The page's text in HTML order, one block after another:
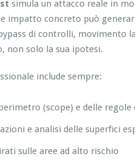
simula un attacco reale in
impatto concreto può
di controlli, movimento
non solo la sua ipotesi.
include sempre:
(scope) e delle regole
e analisi delle superfici
sulle aree ad alto rischio